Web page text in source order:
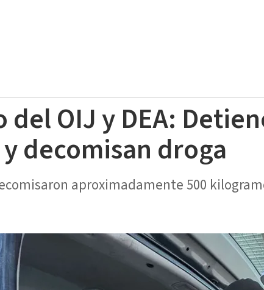
del OIJ y DEA:
decomisan droga
aproximadamente 500